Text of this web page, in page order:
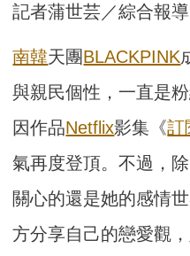
記者蒲世芸／綜合報導
南韓天團BLACKPINK
與親民個性，一直是
因作品Netflix影集《訂
氣再度登頂。不過，
關心的還是她的感情
方分享自己的戀愛觀